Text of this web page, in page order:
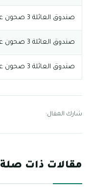
صندوق العائلة 3 صحون عرض 1
صندوق العائلة 3 صحون عرض 2
صندوق العائلة 3 صحون عرض 3
شارك المقال:
مقالات ذات صلة